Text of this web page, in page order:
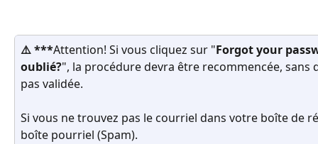
⚠️ ***Attention! Si vous cliquez sur "Forgot your
oublié?", la procédure devra être recommencée,
pas validée.
Si vous ne trouvez pas le courriel dans votre boîte de
boîte pourriel (Spam).